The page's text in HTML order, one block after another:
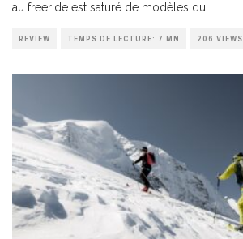
au freeride est saturé de modèles qui
REVIEW TEMPS DE LECTURE: 7 MN 206 VIEWS